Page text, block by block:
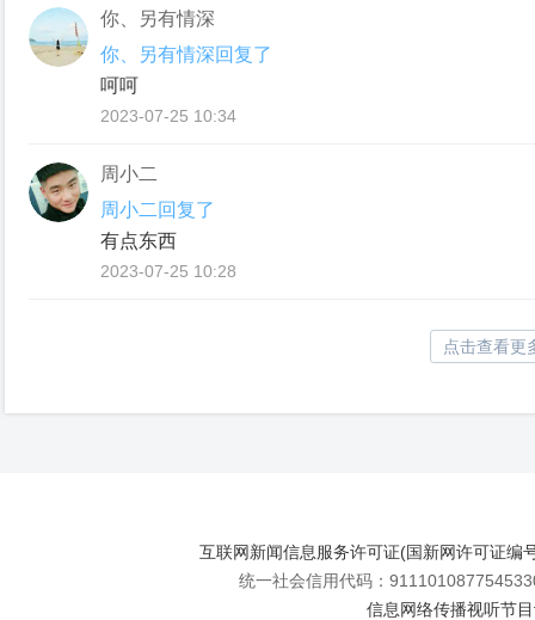
你、另有情深
你、另有情深回复了
呵呵
2023-07-25 10:34
周小二
周小二回复了
有点东西
2023-07-25 10:28
点击查看更
互联网新闻信息服务许可证(国新网许可证编
统一社会信用代码：
信息网络传播视听节